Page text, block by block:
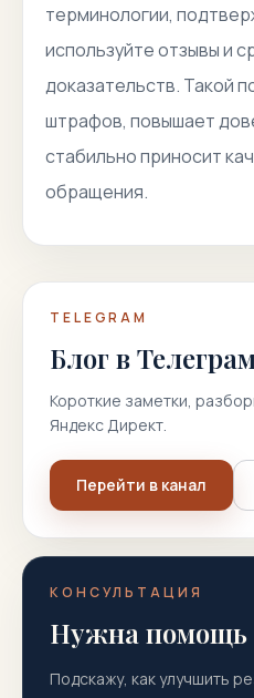
терминологии,
используйте отзывы и
доказательств. Такой
штрафов, повышает
стабильно приносит
обращения.
TELEGRAM
Блог в
Короткие заметки,
Яндекс Директ.
Перейти в канал
КОНСУЛЬТАЦИЯ
Нужна помощь
Подскажу, как улучшить